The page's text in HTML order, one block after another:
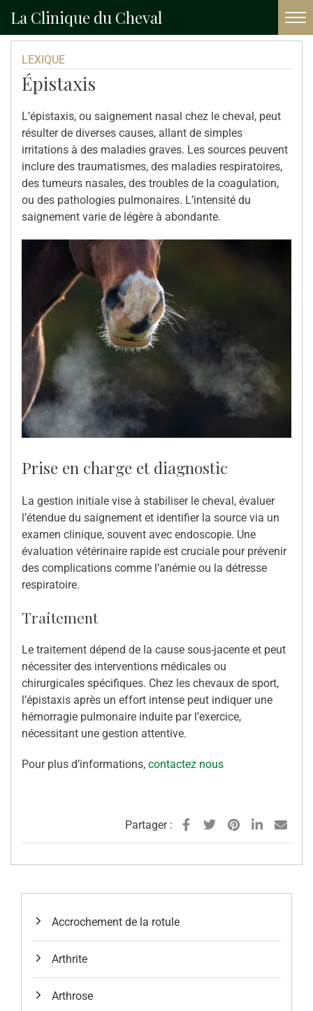
La Clinique du Cheval
Accueil Lexique Épistaxis
LEXIQUE
Épistaxis
L’épistaxis, ou saignement nasal chez le cheval, peut
résulter de diverses causes, allant de simples
irritations à des maladies graves. Les sources peuvent
inclure des traumatismes, des maladies respiratoires,
des tumeurs nasales, des troubles de la coagulation,
ou des pathologies pulmonaires. L’intensité du
saignement varie de légère à abondante.
Prise en charge et diagnostic
La gestion initiale vise à stabiliser le cheval, évaluer
l’étendue du saignement et identifier la source via un
examen clinique, souvent avec endoscopie. Une
évaluation vétérinaire rapide est cruciale pour prévenir
des complications comme l’anémie ou la détresse
respiratoire.
Traitement
Le traitement dépend de la cause sous-jacente et peut
nécessiter des interventions médicales ou
chirurgicales spécifiques. Chez les chevaux de sport,
l’épistaxis après un effort intense peut indiquer une
hémorragie pulmonaire induite par l’exercice,
nécessitant une gestion attentive.
Pour plus d’informations, contactez nous
Partager :
Accrochement de la rotule
Arthrite
Arthrose